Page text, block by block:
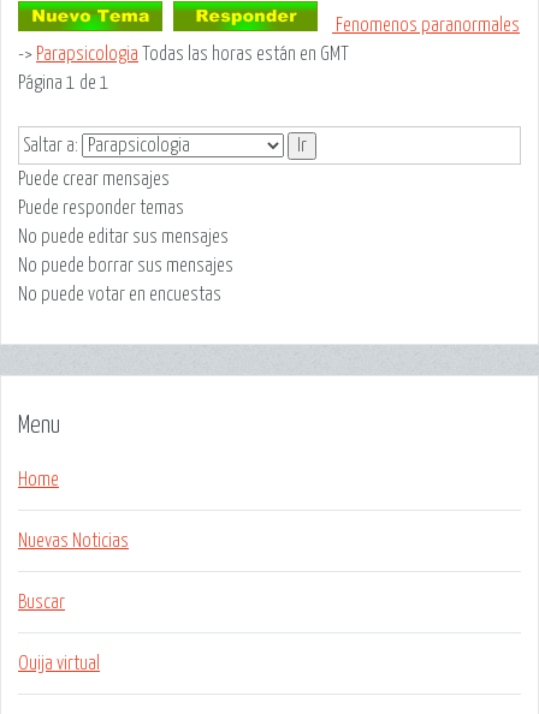
Fenomenos paranormales
-> Parapsicologia
Todas las horas están en GMT
Página 1 de 1
Saltar a:
Puede crear mensajes
Puede responder temas
No puede editar sus mensajes
No puede borrar sus mensajes
No puede votar en encuestas
Menu
Home
Nuevas Noticias
Buscar
Ouija virtual